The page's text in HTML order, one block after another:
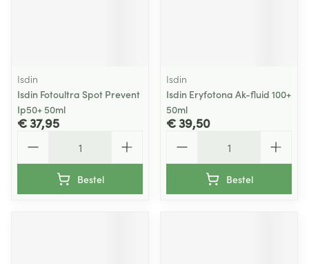
Isdin
Isdin Fotoultra Spot Prevent
Ip50+ 50ml
€ 37,95
Bestel
Isdin
Isdin Eryfotona Ak-fluid 100+
50ml
€ 39,50
Bestel